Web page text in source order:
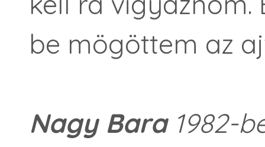
be mögöttem az
Nagy Bara1982-